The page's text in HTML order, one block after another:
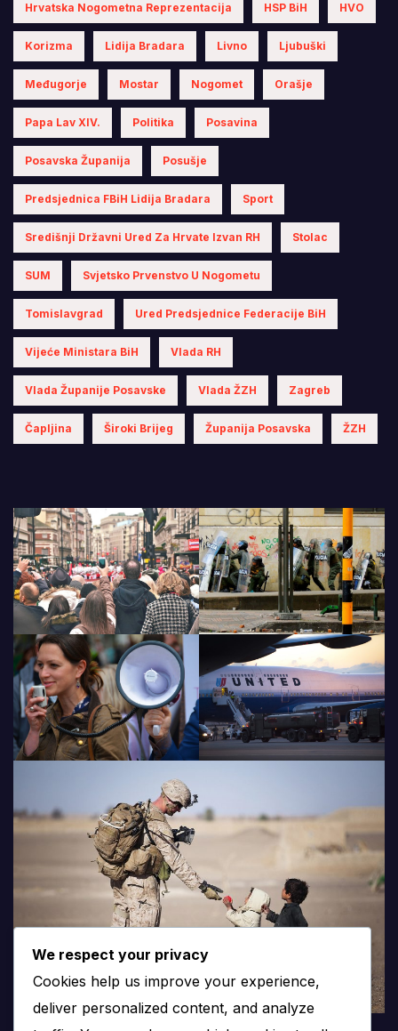
Hrvatska Nogometna Reprezentacija HSP BiH HVO
Korizma Lidija Bradara Livno Ljubuški
Međugorje Mostar Nogomet Orašje
Papa Lav XIV. Politika Posavina
Posavska Županija Posušje
Predsjednica FBiH Lidija Bradara Sport
Središnji Državni Ured Za Hrvate Izvan RH Stolac
SUM Svjetsko Prvenstvo U Nogometu
Tomislavgrad Ured Predsjednice Federacije BiH
Vijeće Ministara BiH Vlada RH
Vlada Županije Posavske Vlada ŽZH Zagreb
Čapljina Široki Brijeg Županija Posavska ŽZH
We respect your privacy
Cookies help us improve your experience,
deliver personalized content, and analyze